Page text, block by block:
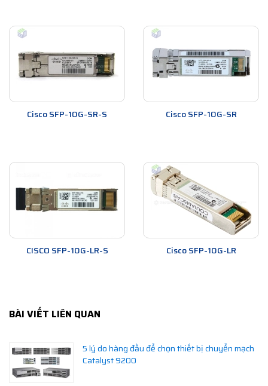
Cisco SFP-10G-SR-S Cisco SFP-10G-SR
CISCO SFP-10G-LR-S Cisco SFP-10G-LR
BÀI VIẾT LIÊN QUAN
5 lý do hàng đầu để chọn thiết bị chuyển mạch
Catalyst 9200